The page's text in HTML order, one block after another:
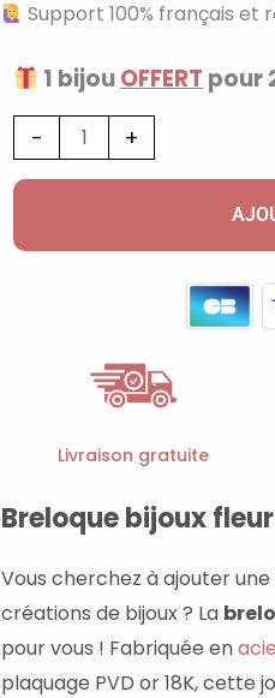
Support 100% français et
1 bijouOFFERT pour
-
quantité
de
bijoux
+
Livraison gratuite
Breloque bijoux
Vous cherchez à ajouter
créations de bijoux ? La
pour vous ! Fabriquée en
plaquage PVD or 18K, cette